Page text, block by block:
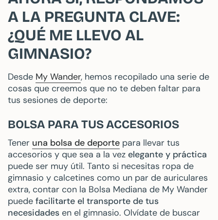
A LA PREGUNTA CLAVE:
¿QUÉ ME LLEVO AL
GIMNASIO?
Desde My Wander, hemos recopilado una serie de
cosas que creemos que no te deben faltar para
tus sesiones de deporte:
BOLSA PARA TUS ACCESORIOS
Tener una bolsa de deporte para llevar tus
accesorios y que sea a la vez elegante y práctica
puede ser muy útil. Tanto si necesitas ropa de
gimnasio y calcetines como un par de auriculares
extra, contar con la Bolsa Mediana de My Wander
puede facilitarte el transporte de tus
necesidades en el gimnasio. Olvídate de buscar